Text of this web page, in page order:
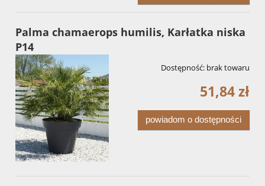
Palma chamaerops humilis, Karłatka niska
P14
Dostępność: brak towaru
51,84 zł
powiadom o dostępności